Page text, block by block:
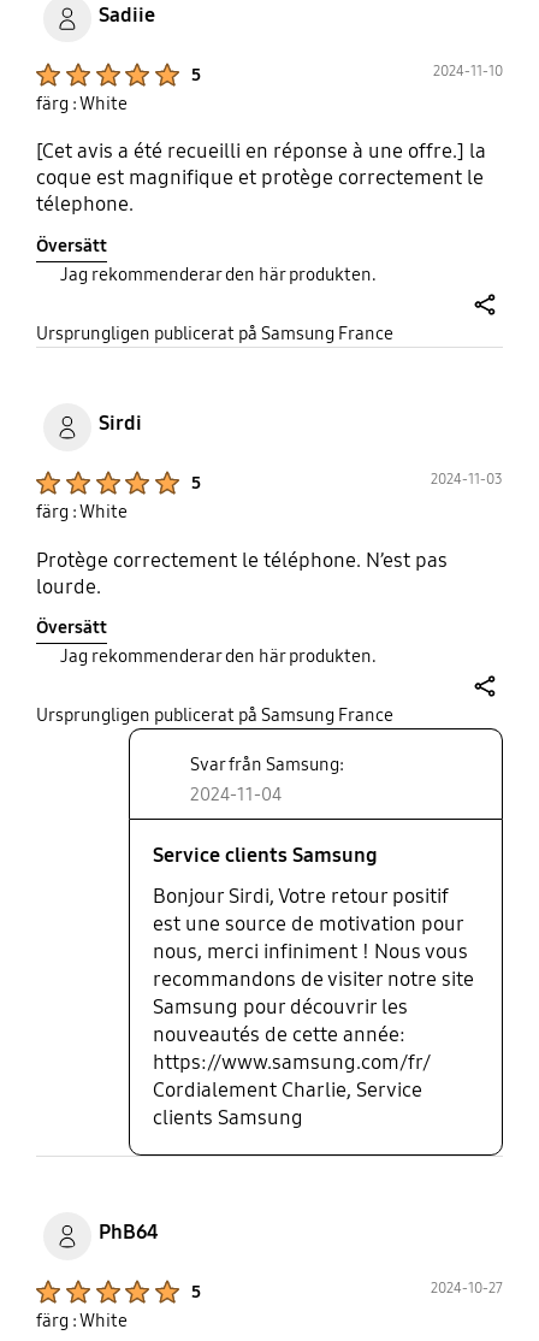
Sadiie
5 2024-11-10
färg : White
[Cet avis a été recueilli en réponse à une offre.] la
coque est magnifique et protège correctement le
télephone.
Översätt
Jag rekommenderar den här produkten.
Ursprungligen publicerat på Samsung France
Sirdi
5 2024-11-03
färg : White
Protège correctement le téléphone. N’est pas
lourde.
Översätt
Jag rekommenderar den här produkten.
Ursprungligen publicerat på Samsung France
Svar från Samsung:
2024-11-04
Service clients Samsung
Bonjour Sirdi, Votre retour positif
est une source de motivation pour
nous, merci infiniment ! Nous vous
recommandons de visiter notre site
Samsung pour découvrir les
nouveautés de cette année:
https://www.samsung.com/fr/
Cordialement Charlie, Service
clients Samsung
PhB64
5 2024-10-27
färg : White